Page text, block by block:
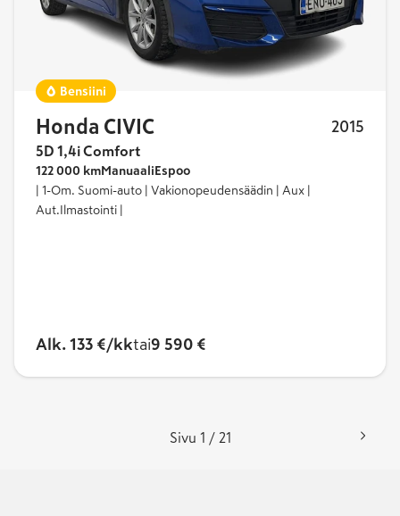
Bensiini
Honda CIVIC 2015
5D 1,4i Comfort
122 000 kmManuaaliEspoo
| 1-Om. Suomi-auto | Vakionopeudensäädin | Aux |
Aut.Ilmastointi |
Alk. 133 €/kktai9 590 €
Sivu 1 / 21